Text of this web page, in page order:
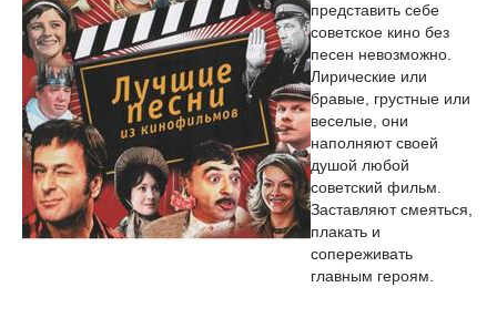
представить себе
советское кино без
песен невозможно.
Лирические или
бравые, грустные или
веселые, они
наполняют своей
душой любой
советский фильм.
Заставляют смеяться,
плакать и
сопереживать
главным героям.